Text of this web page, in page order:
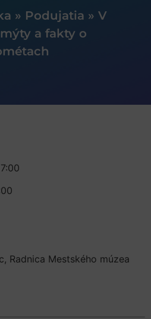
» Podujatia » V
a fakty o
Radnica Mestského múzea